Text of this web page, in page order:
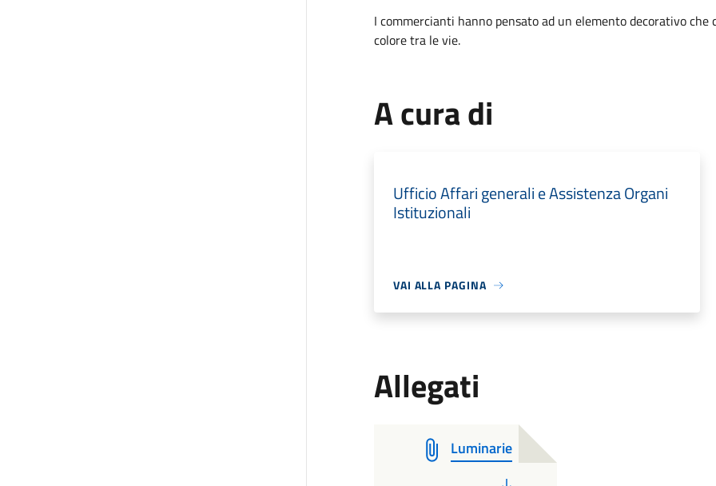
I commercianti hanno pensato ad un elemento decorativo che
colore tra le vie.
A cura di
Ufficio Affari generali e Assistenza Organi
Istituzionali
VAI ALLA PAGINA
Allegati
Luminarie